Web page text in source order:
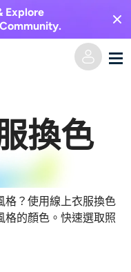
Explore
換色
格？使用線上衣服換色
格的顏色。快速選取照